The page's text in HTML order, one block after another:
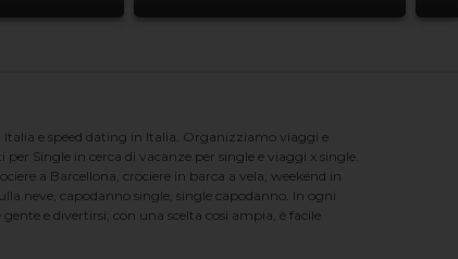
e speed dating in Italia. Organizziamo viaggi e
Single in cerca di vacanze per single e viaggi x single.
a Barcellona, crociere in barca a vela, weekend in
neve, capodanno single, single capodanno. In ogni
e divertirsi; con una scelta cosi ampia, è facile